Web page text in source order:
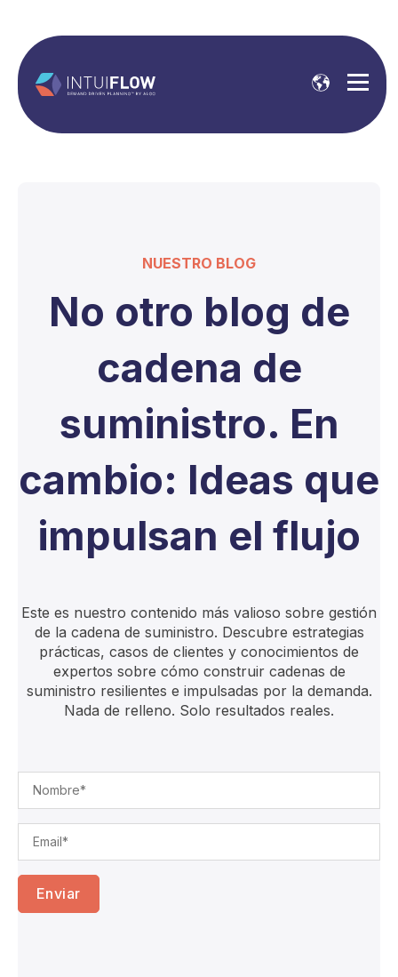
NUESTRO BLOG
No otro blog de
cadena de
suministro. En
cambio: Ideas que
impulsan el flujo
Este es nuestro contenido más valioso sobre gestión
de la cadena de suministro. Descubre estrategias
prácticas, casos de clientes y conocimientos de
expertos sobre cómo construir cadenas de
suministro resilientes e impulsadas por la demanda.
Nada de relleno. Solo resultados reales.